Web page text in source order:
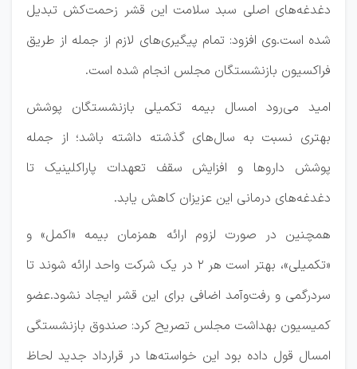
دغدغه‌های اصلی سبد سلامت این قشر زحمت‌کش تبدیل
شده است.وی افزود: تمام پیگیری‌های لازم از جمله از طریق
فراکسیون بازنشستگان مجلس انجام شده است.
امید می‌رود امسال بیمه تکمیلی بازنشستگان پوشش
بهتری نسبت به سال‌های گذشته داشته باشد؛ از جمله
پوشش داروها و افزایش سقف تعهدات پاراکلینیک تا
دغدغه‌های درمانی این عزیزان کاهش یابد.
همچنین در صورت لزوم ارائه همزمان بیمه «اکمل» و
«تکمیلی»، بهتر است هر ٢ در یک شرکت واحد ارائه شوند تا
سردرگمی و رفت‌وآمد اضافی برای این قشر ایجاد نشود.عضو
کمیسیون بهداشت مجلس تصریح کرد: صندوق بازنشستگی
امسال قول داده بود این خواسته‌ها در قرارداد جدید لحاظ